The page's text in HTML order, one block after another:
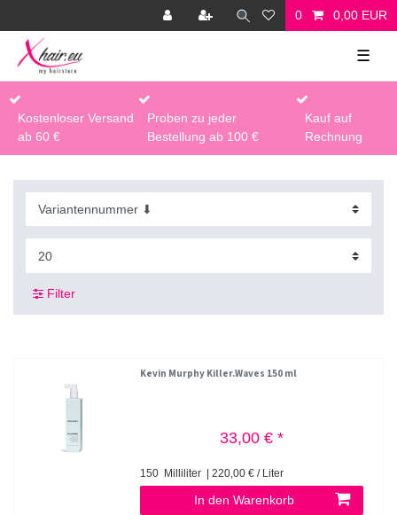
0 0,00 EUR
☰
Kostenloser Versand
ab 60 €
Proben zu jeder
Bestellung ab 100 €
Kauf auf
Rechnung
Filter
Kevin Murphy Killer.Waves 150 ml
33,00 € *
150 Milliliter | 220,00 € / Liter
In den Warenkorb